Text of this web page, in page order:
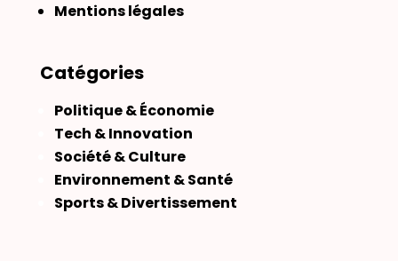
Mentions légales
Catégories
Politique & Économie
Tech & Innovation
Société & Culture
Environnement & Santé
Sports & Divertissement